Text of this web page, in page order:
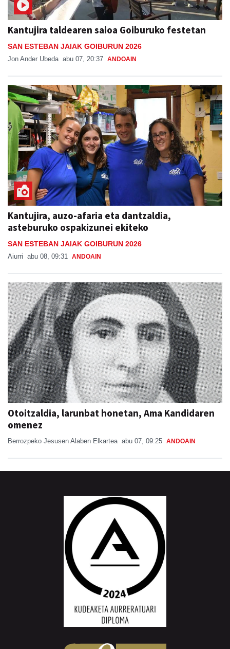
Kantujira taldearen saioa Goiburuko festetan
SAN ESTEBAN JAIAK GOIBURUN 2026
Jon Ander Ubeda abu 07, 20:37 ANDOAIN
Kantujira, auzo-afaria eta dantzaldia,
asteburuko ospakizunei ekiteko
SAN ESTEBAN JAIAK GOIBURUN 2026
Aiurri abu 08, 09:31 ANDOAIN
Otoitzaldia, larunbat honetan, Ama Kandidaren
omenez
Berrozpeko Jesusen Alaben Elkartea abu 07, 09:25 ANDOAIN